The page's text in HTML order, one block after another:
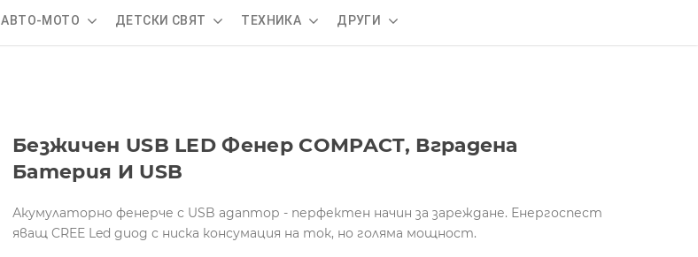
АВТО-МОТО ДЕТСКИ СВЯТ ТЕХНИКА ДРУГИ
Безжичен USB LED Фенер COMPACT, Вградена
Батерия И USB
Акумулаторно фенерче с USB адаптор - перфектен начин за зареждане. Енергоспест
яващ CREE Led диод с ниска консумация на ток, но голяма мощност.